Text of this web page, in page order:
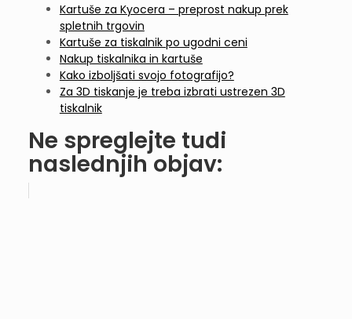
Kartuše za Kyocera – preprost nakup prek
spletnih trgovin
Kartuše za tiskalnik po ugodni ceni
Nakup tiskalnika in kartuše
Kako izboljšati svojo fotografijo?
Za 3D tiskanje je treba izbrati ustrezen 3D
tiskalnik
Ne spreglejte tudi
naslednjih objav: